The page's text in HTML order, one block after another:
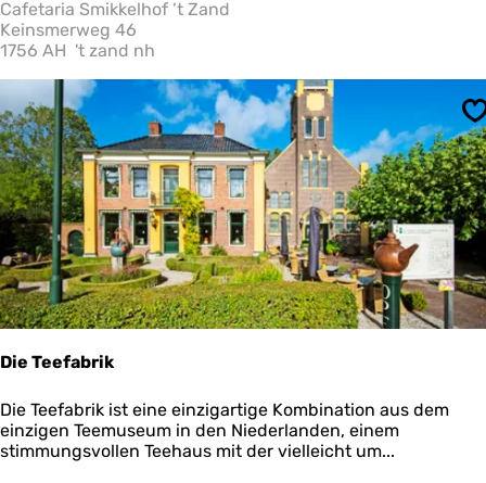
a
r
a
S
m
i
k
k
e
l
h
o
f
’
t
Z
a
d
Cafetaria Smikkelhof ’t Zand
Keinsmerweg 46
1756 AH 't zand nh
Die Teefabrik
D
i
e
Die Teefabrik ist eine einzigartige Kombination aus dem
einzigen Teemuseum in den Niederlanden, einem
stimmungsvollen Teehaus mit der vielleicht um...